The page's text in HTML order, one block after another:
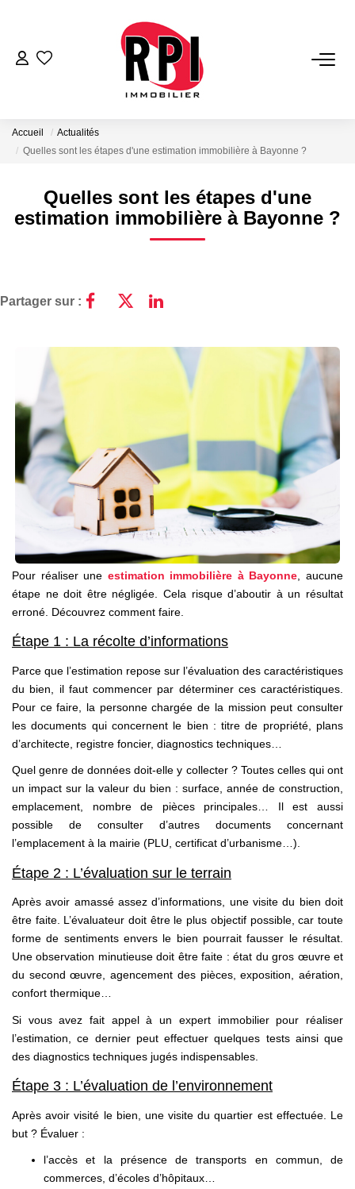
VENTES
NOS SERVICES
Nos Partenaires
L'agence
Notre Équipe
Avis Clients
Actualités
CONTACT
Accueil
Actualités
Quelles sont les étapes d'une estimation immobilière à Bayonne ?
Quelles sont les étapes d'une
estimation immobilière à Bayonne ?
Partager sur :
Pour réaliser une estimation immobilière à Bayonne , aucune
étape ne doit être négligée. Cela risque d’aboutir à un résultat
erroné. Découvrez comment faire.
Étape 1 : La récolte d’informations
Parce que l’estimation repose sur l’évaluation des caractéristiques
du bien, il faut commencer par déterminer ces caractéristiques.
Pour ce faire, la personne chargée de la mission peut consulter
les documents qui concernent le bien : titre de propriété, plans
d’architecte, registre foncier, diagnostics techniques…
Quel genre de données doit-elle y collecter ? Toutes celles qui ont
un impact sur la valeur du bien : surface, année de construction,
emplacement, nombre de pièces principales… Il est aussi
possible de consulter d’autres documents concernant
l’emplacement à la mairie (PLU, certificat d’urbanisme…).
Étape 2 : L’évaluation sur le terrain
Après avoir amassé assez d’informations, une visite du bien doit
être faite. L’évaluateur doit être le plus objectif possible, car toute
forme de sentiments envers le bien pourrait fausser le résultat.
Une observation minutieuse doit être faite : état du gros œuvre et
du second œuvre, agencement des pièces, exposition, aération,
confort thermique…
Si vous avez fait appel à un expert immobilier pour réaliser
l’estimation, ce dernier peut effectuer quelques tests ainsi que
des diagnostics techniques jugés indispensables.
Étape 3 : L’évaluation de l’environnement
Après avoir visité le bien, une visite du quartier est effectuée. Le
but ? Évaluer :
l’accès et la présence de transports en commun, de
commerces, d’écoles d’hôpitaux…